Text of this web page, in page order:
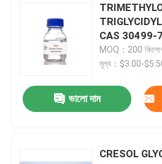
CAS 30499-
এনক্যাপসুলান্টস /
সিল্যান্টস, 100%
MOQ：200
মূল্য：$3.00-
ভালো দাম
CRESOL